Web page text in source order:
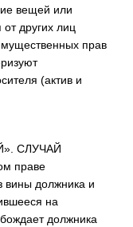
вещей или
других лиц
прав
(актив и
СЛУЧАЙ
праве
вины должника и
на
должника